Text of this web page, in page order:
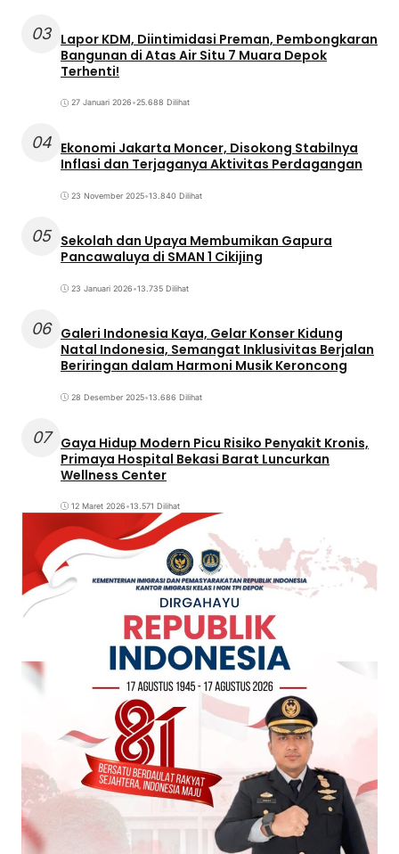
03 Lapor KDM, Diintimidasi Preman, Pembongkaran
Bangunan di Atas Air Situ 7 Muara Depok
Terhenti!
27 Januari 2026•25.688 Dilihat
04 Ekonomi Jakarta Moncer, Disokong Stabilnya
Inflasi dan Terjaganya Aktivitas Perdagangan
23 November 2025•13.840 Dilihat
05 Sekolah dan Upaya Membumikan Gapura
Pancawaluya di SMAN 1 Cikijing
23 Januari 2026•13.735 Dilihat
06 Galeri Indonesia Kaya, Gelar Konser Kidung
Natal Indonesia, Semangat Inklusivitas Berjalan
Beriringan dalam Harmoni Musik Keroncong
28 Desember 2025•13.686 Dilihat
07
Gaya Hidup Modern Picu Risiko Penyakit Kronis,
Primaya Hospital Bekasi Barat Luncurkan
Wellness Center
12 Maret 2026•13.571 Dilihat